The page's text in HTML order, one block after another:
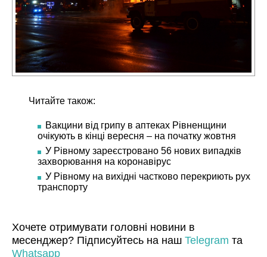
Читайте також:
Вакцини від грипу в аптеках Рівненщини
очікують в кінці вересня – на початку жовтня
У Рівному зареєстровано 56 нових випадків
захворювання на коронавірус
У Рівному на вихідні частково перекриють рух
транспорту
Хочете отримувати головні новини в
месенджер? Підписуйтесь на наш Telegram та
Whatsapp